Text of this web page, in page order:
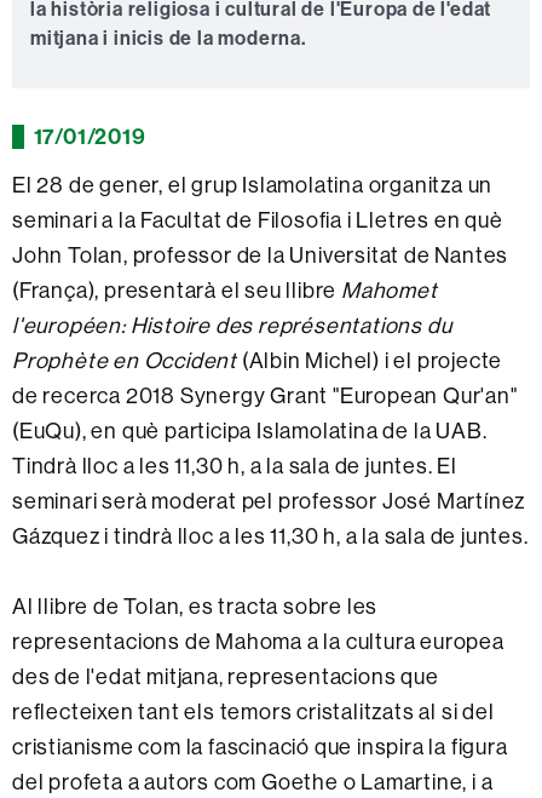
la història religiosa i cultural de l'Europa de l'edat
mitjana i inicis de la moderna.
17/01/2019
El 28 de gener, el grup Islamolatina organitza un
seminari a la Facultat de Filosofia i Lletres en què
John Tolan, professor de la Universitat de Nantes
(França), presentarà el seu llibre Mahomet
l'européen: Histoire des représentations du
Prophète en Occident(Albin Michel) i el projecte
de recerca 2018 Synergy Grant "European Qur'an"
(EuQu), en què participa Islamolatina de la UAB.
Tindrà lloc a les 11,30 h, a la sala de juntes. El
seminari serà moderat pel professor José Martínez
Gázquez i tindrà lloc a les 11,30 h, a la sala de juntes.
Al llibre de Tolan, es tracta sobre les
representacions de Mahoma a la cultura europea
des de l'edat mitjana, representacions que
reflecteixen tant els temors cristalitzats al si del
cristianisme com la fascinació que inspira la figura
del profeta a autors com Goethe o Lamartine, i a